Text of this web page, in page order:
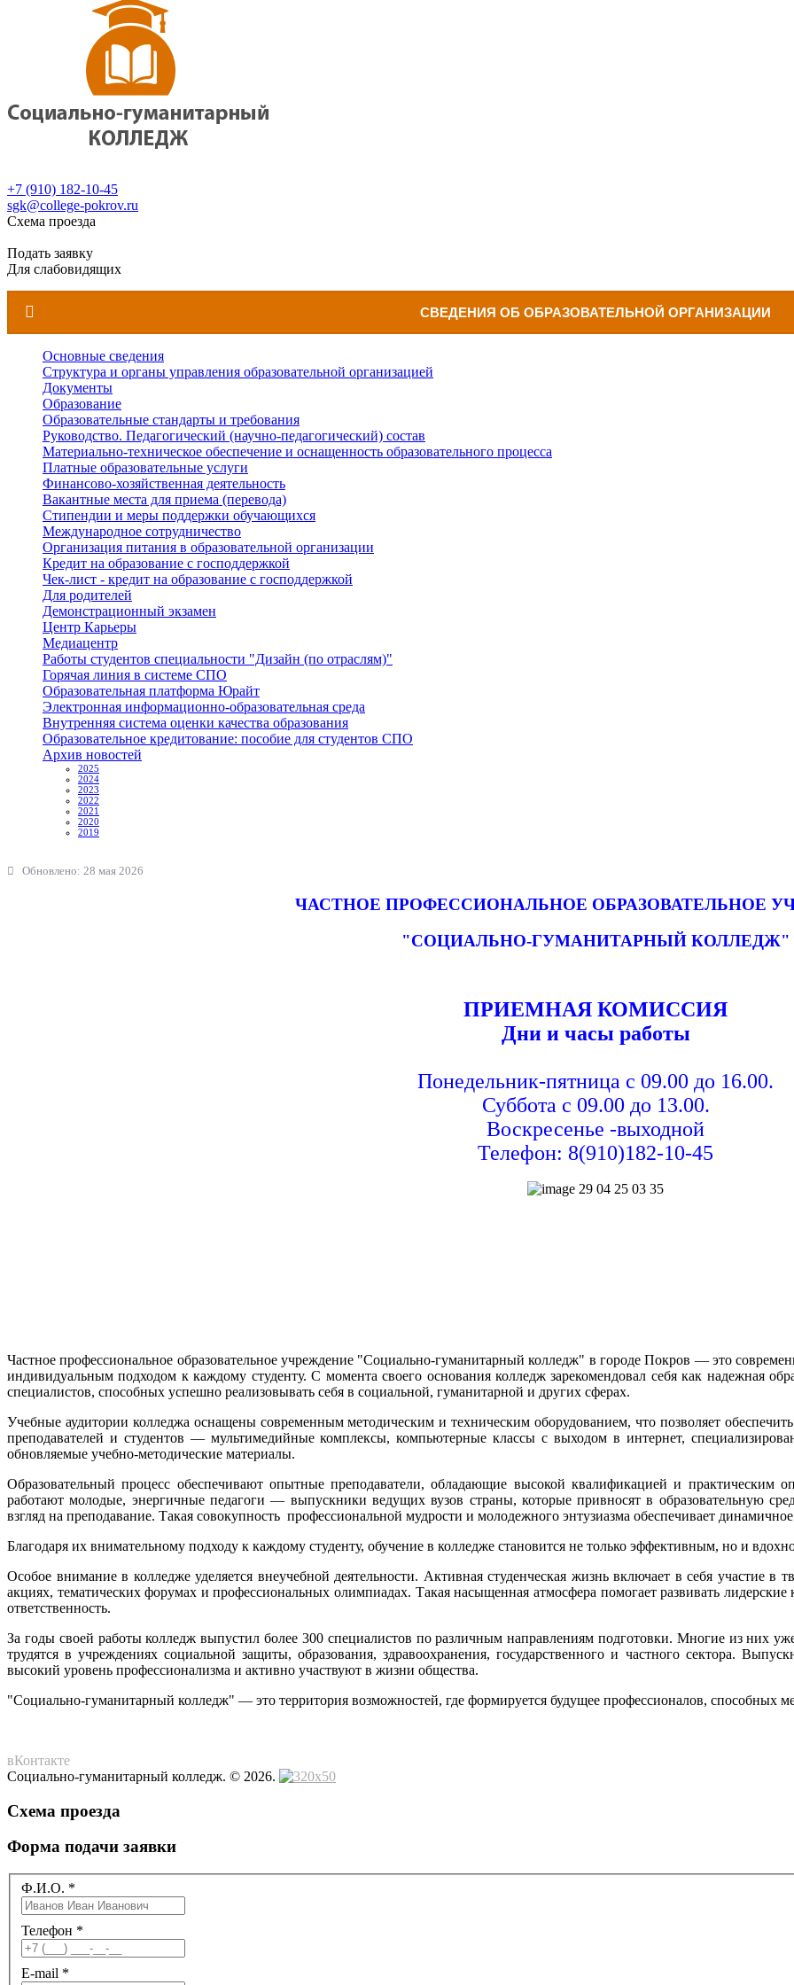
+7 (910) 182-10-45
sgk@college-pokrov.ru
Схема проезда
Подать заявку
Для слабовидящих
СВЕДЕНИЯ ОБ ОБРАЗОВАТЕЛЬНОЙ ОРГАНИЗАЦИИ
Основные сведения
Структура и органы управления образовательной организацией
Документы
Образование
Образовательные стандарты и требования
Руководство. Педагогический (научно-педагогический) состав
Материально-техническое обеспечение и оснащенность образовательного процесса
Платные образовательные услуги
Финансово-хозяйственная деятельность
Вакантные места для приема (перевода)
Стипендии и меры поддержки обучающихся
Международное сотрудничество
Организация питания в образовательной организации
Кредит на образование с господдержкой
Чек-лист - кредит на образование с господдержкой
Для родителей
Демонстрационный экзамен
Центр Карьеры
Медиацентр
Работы студентов специальности "Дизайн (по отраслям)"
Горячая линия в системе СПО
Образовательная платформа Юрайт
Электронная информационно-образовательная среда
Внутренняя система оценки качества образования
Образовательное кредитование: пособие для студентов СПО
Архив новостей
2025
2024
2023
2022
2021
2020
2019
Обновлено: 28 мая 2026
ЧАСТНОЕ ПРОФЕССИОНАЛЬНОЕ ОБРАЗОВАТЕЛЬНОЕ
"СОЦИАЛЬНО-ГУМАНИТАРНЫЙ КОЛЛЕДЖ"
ПРИЕМНАЯ КОМИССИЯ
Дни и часы работы
Понедельник-пятница с 09.00 до 16.00.
Суббота с 09.00 до 13.00.
Воскресенье -выходной
Телефон: 8(910)182-10-45
Частное профессиональное образовательное учреждение "Социально-гуманитарный колледж" в городе Покров — это
индивидуальным подходом к каждому студенту. С момента своего основания колледж зарекомендовал себя как надежная
специалистов, способных успешно реализовывать себя в социальной, гуманитарной и других сферах.
Учебные аудитории колледжа оснащены современным методическим и техническим оборудованием, что позволяет
преподавателей и студентов — мультимедийные комплексы, компьютерные классы с выходом в интернет,
обновляемые учебно-методические материалы.
Образовательный процесс обеспечивают опытные преподаватели, обладающие высокой квалификацией и практическим
работают молодые, энергичные педагоги — выпускники ведущих вузов страны, которые привносят в образовательную
взгляд на преподавание. Такая совокупность профессиональной мудрости и молодежного энтузиазма обеспечивает
Благодаря их внимательному подходу к каждому студенту, обучение в колледже становится не только эффективным, но и
Особое внимание в колледже уделяется внеучебной деятельности. Активная студенческая жизнь включает в себя участие в
акциях, тематических форумах и профессиональных олимпиадах. Такая насыщенная атмосфера помогает развивать
ответственность.
За годы своей работы колледж выпустил более 300 специалистов по различным направлениям подготовки. Многие из них
трудятся в учреждениях социальной защиты, образования, здравоохранения, государственного и частного сектора.
высокий уровень профессионализма и активно участвуют в жизни общества.
"Социально-гуманитарный колледж" — это территория возможностей, где формируется будущее профессионалов, способных
вКонтакте
Социально-гуманитарный колледж. © 2026.
Схема проезда
Форма подачи заявки
Ф.И.О. *
Телефон *
E-mail *